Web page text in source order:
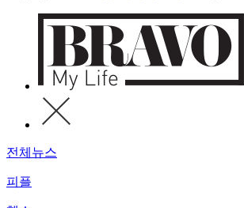
전체뉴스
피플